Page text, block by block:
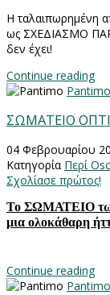
Η ταλαιπωρημένη
ως ΣΧΕΔΙΑΣΜΟ
δεν έχει!
Continue reading
Pantimo
ΣΩΜΑΤΕΙΟ
04 Φεβρουαρίου
Κατηγορία Περί
Σχολίασε πρώτος!
Το ΣΩΜΑΤΕΙΟ των
μια ολοκάθαρη
Continue reading
Pantimo